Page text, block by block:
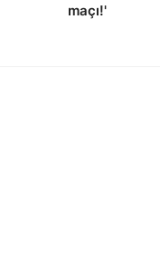
maçı!'